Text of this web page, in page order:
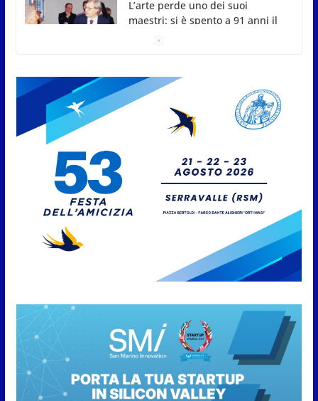
A Oltremare 2.0 a Riccione in migliaia per
San Marino Academy.
Femminile: quattro Primavera
aggregate alla Prima Squadra
San Marino. “Cena Tramonto &
Live” una serata di
divertimento, arte, buona
cucina e solidarietà, a Faetano.
Con la firma e la regia di
8 Agosto 2026